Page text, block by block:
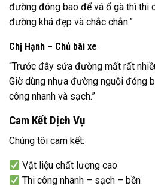
đường đóng bao để vá ổ gà thì thi
đường khá đẹp và chắc chắn.”
Chị Hạnh – Chủ bãi xe
“Trước đây sửa đường mất rất
Giờ dùng nhựa đường nguội đóng
công nhanh và sạch.”
Cam Kết Dịch Vụ
Chúng tôi cam kết:
Vật liệu chất lượng cao
Thi công nhanh – sạch – bền